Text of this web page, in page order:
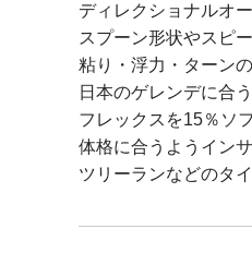
ディレクショナルオ
スプーン形状やスピ
粘り・浮力・ターン
日本のゲレンデに合
フレックスを15％ソ
体格に合うようイン
ツリーランなどのタ